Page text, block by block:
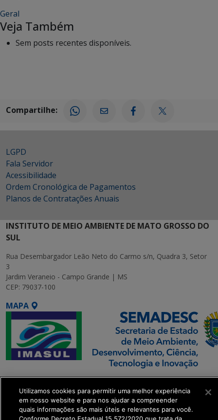
Geral
Veja Também
Sem posts recentes disponíveis.
Compartilhe:
LGPD
Fala Servidor
Acessibilidade
Ordem Cronológica de Pagamentos
Planos de Contratações Anuais
INSTITUTO DE MEIO AMBIENTE DE MATO GROSSO DO
SUL
Rua Desembargador Leão Neto do Carmo s/n, Quadra 3, Setor
3
Jardim Veraneio - Campo Grande | MS
CEP: 79037-100
MAPA
SETDIG | Secretaria-
Executiva de
Transformação Digital
Utilizamos cookies para permitir uma melhor experiência
em nosso website e para nos ajudar a compreender
quais informações são mais úteis e relevantes para você.